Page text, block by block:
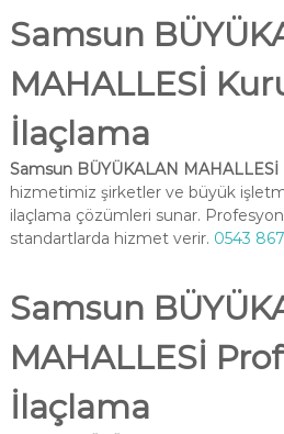
Samsun
MAHALLESİ
İlaçlama
Samsun BÜYÜKALAN
hizmetimiz şirketler ve büyük
ilaçlama çözümleri sunar.
standartlarda hizmet verir. 0543
Samsun
MAHALLESİ
İlaçlama